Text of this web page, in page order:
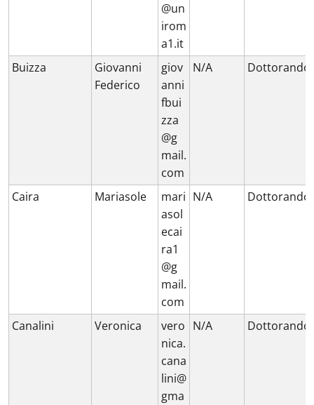
@un
irom
a1.it
Buizza
Giovanni
Federico
giov
anni
fbui
zza
@g
mail.
com
N/A Dottorando
Caira Mariasole
mari
asol
ecai
ra1
@g
mail.
com
N/A Dottorando
Canalini Veronica
vero
nica.
cana
lini@
gma
N/A Dottorando